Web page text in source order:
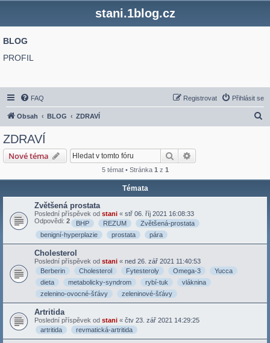
stani.1blog.cz
BLOG
PROFIL
FAQ Přihlásit se
Registrovat
Obsah BLOG ZDRAVÍ
ZDRAVÍ
Nové téma Hledat
5 témat • Stránka 1 z 1
Témata
Zvětšená prostata
Poslední příspěvek od stani « stř 06. říj 2021 16:08:33
Odpovědi: 2 BHP REZUM
Zvětšená-prostata
benigní-hyperplazie
prostata pára
Cholesterol
Poslední příspěvek od stani « ned 26. zář 2021 11:40:53
Berberin
Cholesterol Fytesteroly Omega-3
Yucca
dieta
metabolicky-syndrom rybí-tuk
vláknina
zelenino-ovocné-šťávy
zeleninové-šťávy
Artritida
Poslední příspěvek od stani « čtv 23. zář 2021 14:29:25
artritida
revmatická-artritida